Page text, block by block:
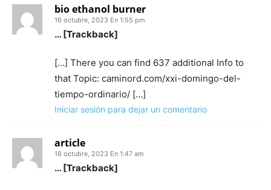
bio ethanol burner
16 octubre, 2023 En 1:55 pm
… [Trackback]
[…] There you can find 637 additional Info to
that Topic: caminord.com/xxi-domingo-del-
tiempo-ordinario/ […]
Iniciar sesión para dejar un comentario
article
18 octubre, 2023 En 1:47 am
… [Trackback]